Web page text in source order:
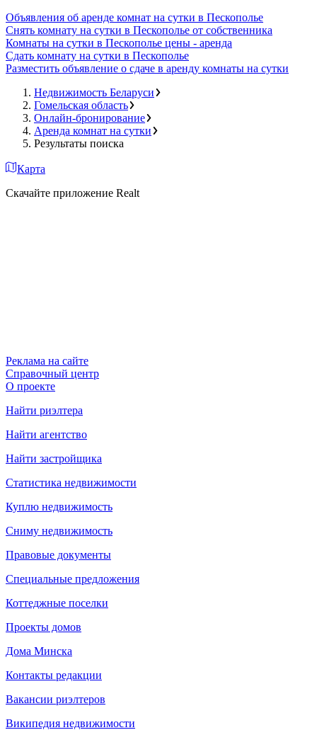
Объявления об аренде комнат на сутки в Пескополье
Снять комнату на сутки в Пескополье от собственника
Комнаты на сутки в Пескополье цены - аренда
Сдать комнату на сутки в Пескополье
Разместить объявление о сдаче в аренду комнаты на сутки
Недвижимость Беларуси
Гомельская область
Онлайн-бронирование
Аренда комнат на сутки
Результаты поиска
Карта
Скачайте приложение Realt
Реклама на сайте
Справочный центр
О проекте
Найти риэлтера
Найти агентство
Найти застройщика
Статистика недвижимости
Куплю недвижимость
Сниму недвижимость
Правовые документы
Специальные предложения
Коттеджные поселки
Проекты домов
Дома Минска
Контакты редакции
Вакансии риэлтеров
Википедия недвижимости